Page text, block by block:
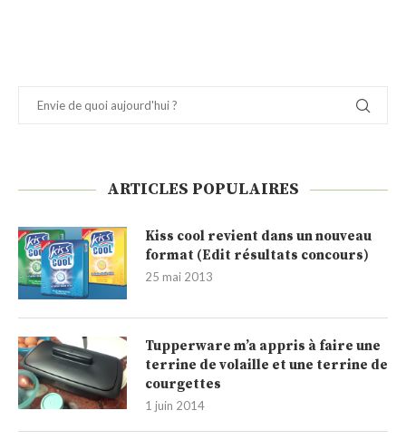
ARTICLES POPULAIRES
Kiss cool revient dans un nouveau
format (Edit résultats concours)
25 mai 2013
Tupperware m’a appris à faire une
terrine de volaille et une terrine de
courgettes
1 juin 2014